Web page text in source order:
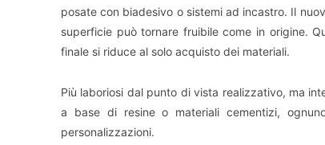
posate con biadesivo o sistemi ad incastro. Il
superficie può tornare fruibile come in origine.
finale si riduce al solo acquisto dei materiali.
Più laboriosi dal punto di vista realizzativo, ma
a base di resine o materiali cementizi,
personalizzazioni.